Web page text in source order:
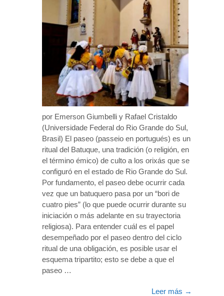
por Emerson Giumbelli y Rafael Cristaldo
(Universidade Federal do Rio Grande do Sul,
Brasil) El paseo (passeio en portugués) es un
ritual del Batuque, una tradición (o religión, en
el término émico) de culto a los orixás que se
configuró en el estado de Rio Grande do Sul.
Por fundamento, el paseo debe ocurrir cada
vez que un batuquero pasa por un “bori de
cuatro pies” (lo que puede ocurrir durante su
iniciación o más adelante en su trayectoria
religiosa). Para entender cuál es el papel
desempeñado por el paseo dentro del ciclo
ritual de una obligación, es posible usar el
esquema tripartito; esto se debe a que el
paseo …
Leer más →